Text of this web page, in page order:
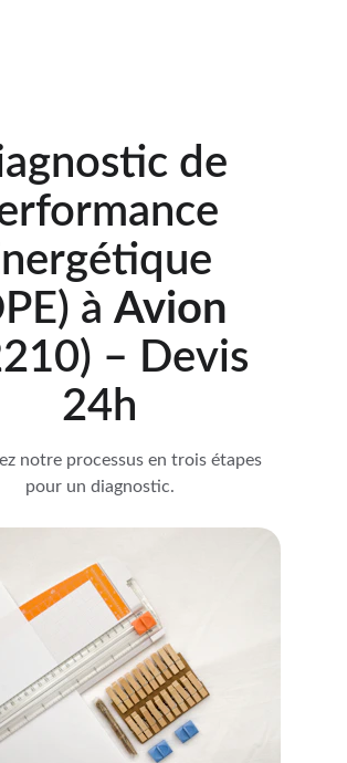
de
à Avion
– Devis
24h
notre processus en trois étapes
pour un diagnostic.